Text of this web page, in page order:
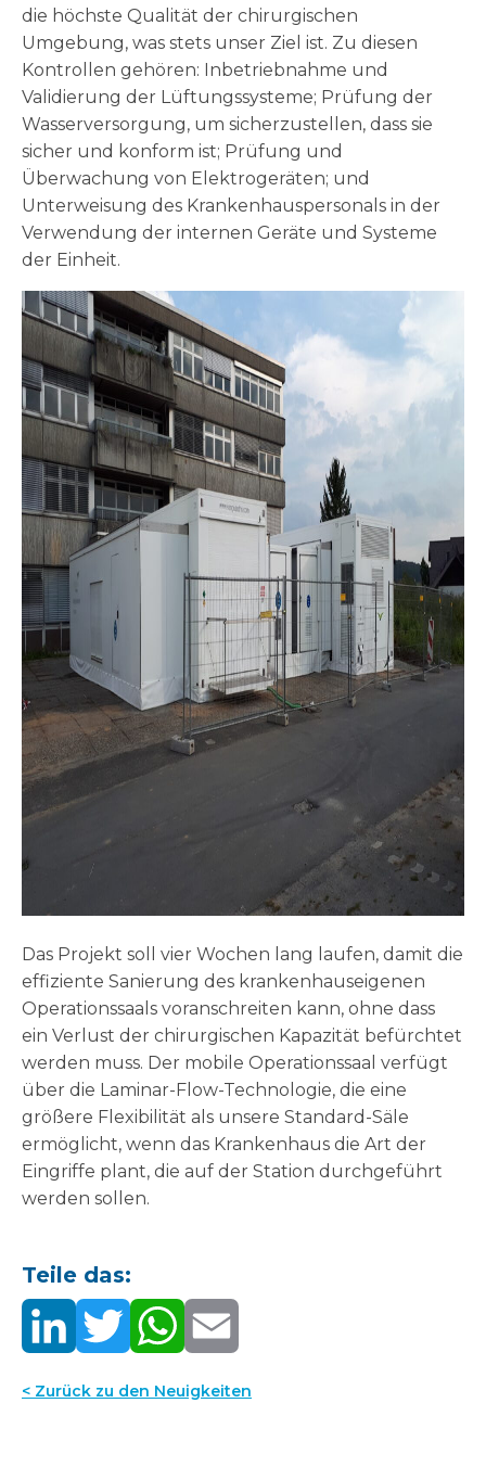
die höchste Qualität der chirurgischen
Umgebung, was stets unser Ziel ist. Zu diesen
Kontrollen gehören: Inbetriebnahme und
Validierung der Lüftungssysteme; Prüfung der
Wasserversorgung, um sicherzustellen, dass sie
sicher und konform ist; Prüfung und
Überwachung von Elektrogeräten; und
Unterweisung des Krankenhauspersonals in der
Verwendung der internen Geräte und Systeme
der Einheit.
Das Projekt soll vier Wochen lang laufen, damit die
effiziente Sanierung des krankenhauseigenen
Operationssaals voranschreiten kann, ohne dass
ein Verlust der chirurgischen Kapazität befürchtet
werden muss. Der mobile Operationssaal verfügt
über die Laminar-Flow-Technologie, die eine
größere Flexibilität als unsere Standard-Säle
ermöglicht, wenn das Krankenhaus die Art der
Eingriffe plant, die auf der Station durchgeführt
werden sollen.
Teile das:
< Zurück zu den Neuigkeiten